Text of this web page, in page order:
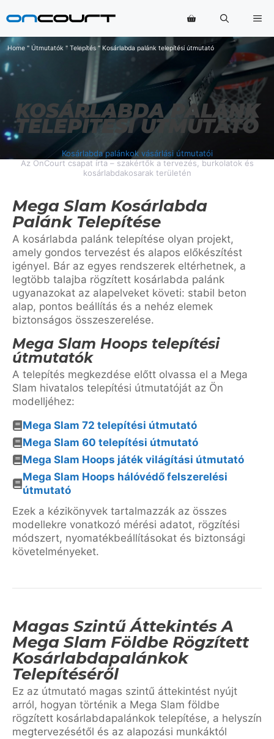
Home " Útmutatók " Telepítés " Kosárlabda palánk telepítési útmutató
KOSÁRLABDA PALÁNK
TELEPÍTÉSI ÚTMUTATÓ
Kosárlabda palánkok vásárlási útmutatói
Az OnCourt csapat írta – szakértők a tervezés, burkolatok és
kosárlabdakosarak területén
Mega Slam Kosárlabda
Palánk Telepítése
A kosárlabda palánk telepítése olyan projekt,
amely gondos tervezést és alapos előkészítést
igényel. Bár az egyes rendszerek eltérhetnek, a
legtöbb talajba rögzített kosárlabda palánk
ugyanazokat az alapelveket követi: stabil beton
alap, pontos beállítás és a nehéz elemek
biztonságos összeszerelése.
Mega Slam Hoops telepítési
útmutatók
A telepítés megkezdése előtt olvassa el a Mega
Slam hivatalos telepítési útmutatóját az Ön
modelljéhez:
Mega Slam 72 telepítési útmutató
Mega Slam 60 telepítési útmutató
Mega Slam Hoops játék világítási útmutató
Mega Slam Hoops hálóvédő felszerelési
útmutató
Ezek a kézikönyvek tartalmazzák az összes
modellekre vonatkozó mérési adatot, rögzítési
módszert, nyomatékbeállításokat és biztonsági
követelményeket.
Magas Szintű Áttekintés A
Mega Slam Földbe Rögzített
Kosárlabdapalánkok
Telepítéséről
Ez az útmutató magas szintű áttekintést nyújt
arról, hogyan történik a Mega Slam földbe
rögzített kosárlabdapalánkok telepítése, a helyszín
megtervezésétől és az alapozási munkáktól